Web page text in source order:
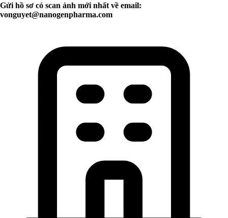
Gửi hồ sơ có scan ảnh mới nhất về email:
vonguyet@nanogenpharma.com